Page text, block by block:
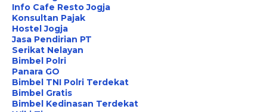
Info Cafe Resto Jogja
Konsultan Pajak
Hostel Jogja
Jasa Pendirian PT
Serikat Nelayan
Bimbel Polri
Panara GO
Bimbel TNI Polri Terdekat
Bimbel Gratis
Bimbel Kedinasan Terdekat